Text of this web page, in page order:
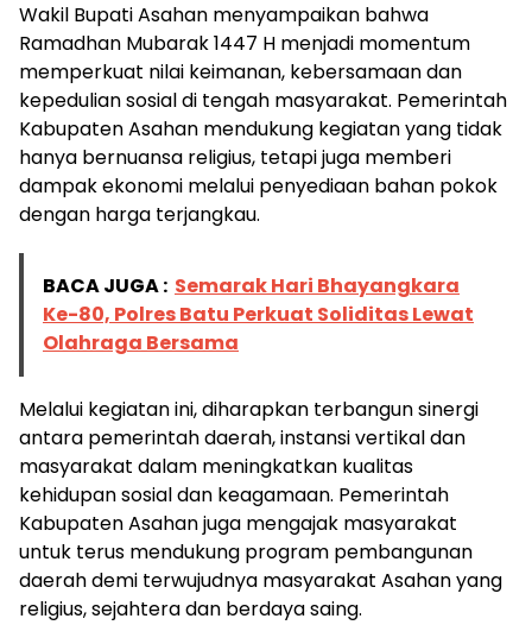
Wakil Bupati Asahan menyampaikan bahwa
Ramadhan Mubarak 1447 H menjadi momentum
memperkuat nilai keimanan, kebersamaan dan
kepedulian sosial di tengah masyarakat. Pemerintah
Kabupaten Asahan mendukung kegiatan yang tidak
hanya bernuansa religius, tetapi juga memberi
dampak ekonomi melalui penyediaan bahan pokok
dengan harga terjangkau.
BACA JUGA : Semarak Hari Bhayangkara
Ke-80, Polres Batu Perkuat Soliditas Lewat
Olahraga Bersama
Melalui kegiatan ini, diharapkan terbangun sinergi
antara pemerintah daerah, instansi vertikal dan
masyarakat dalam meningkatkan kualitas
kehidupan sosial dan keagamaan. Pemerintah
Kabupaten Asahan juga mengajak masyarakat
untuk terus mendukung program pembangunan
daerah demi terwujudnya masyarakat Asahan yang
religius, sejahtera dan berdaya saing.